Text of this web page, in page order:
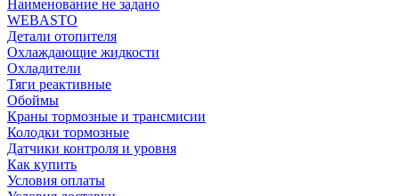
Наименование не задано
WEBASTO
Детали отопителя
Охлаждающие жидкости
Охладители
Тяги реактивные
Обоймы
Краны тормозные и трансмисии
Колодки тормозные
Датчики контроля и уровня
Как купить
Условия оплаты